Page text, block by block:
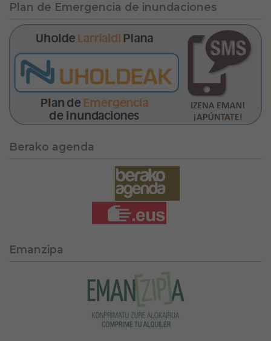
Plan de Emergencia de inundaciones
Berako agenda
Emanzipa